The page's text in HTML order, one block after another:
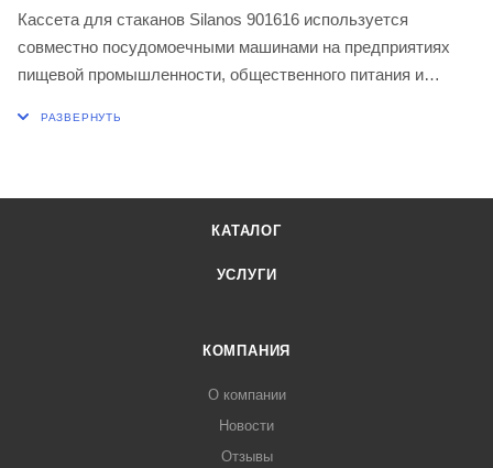
Кассета для стаканов Silanos 901616 используется
совместно посудомоечными машинами на предприятиях
пищевой промышленности, общественного питания и
КАТАЛОГ
УСЛУГИ
КОМПАНИЯ
О компании
Новости
Отзывы